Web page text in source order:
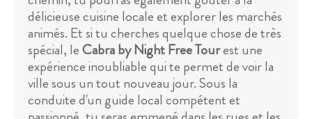
délicieuse cuisine locale et explorer les marchés
animés. Et si tu cherches quelque chose de très
spécial, leCabra by Night Free Tourest une
expérience inoubliable qui te permet de voir la
ville sous un tout nouveau jour. Sous la
conduite d'un guide local compétent et